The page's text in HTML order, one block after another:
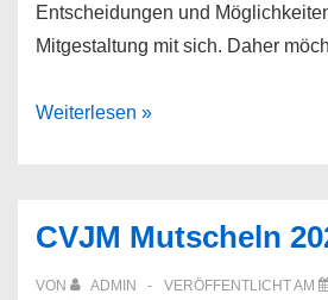
Entscheidungen und
Mitgestaltung mit sich. Daher
Mitgestalten
zu
unserer
Weiterlesen »
CVJM Mutscheln
VON ADMIN VERÖFFENTLICHT AM